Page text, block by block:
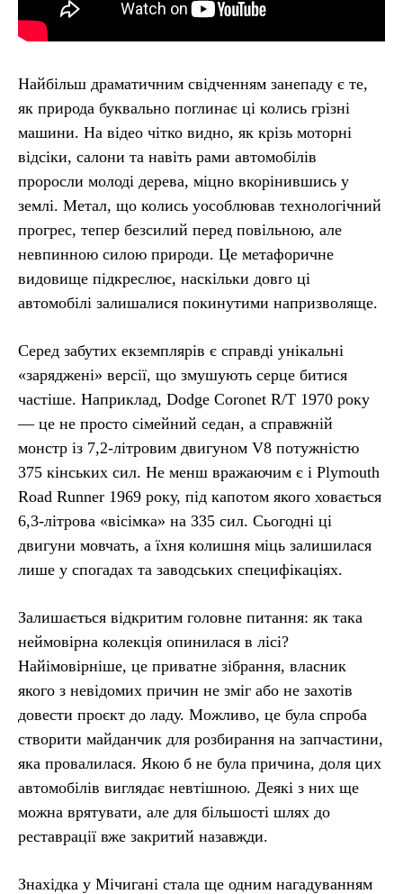
Найбільш драматичним свідченням занепаду є те,
як природа буквально поглинає ці колись грізні
машини. На відео чітко видно, як крізь моторні
відсіки, салони та навіть рами автомобілів
проросли молоді дерева, міцно вкорінившись у
землі. Метал, що колись уособлював технологічний
прогрес, тепер безсилий перед повільною, але
невпинною силою природи. Це метафоричне
видовище підкреслює, наскільки довго ці
автомобілі залишалися покинутими напризволяще.
Серед забутих екземплярів є справді унікальні
«заряджені» версії, що змушують серце битися
частіше. Наприклад, Dodge Coronet R/T 1970 року
— це не просто сімейний седан, а справжній
монстр із 7,2-літровим двигуном V8 потужністю
375 кінських сил. Не менш вражаючим є і Plymouth
Road Runner 1969 року, під капотом якого ховається
6,3-літрова «вісімка» на 335 сил. Сьогодні ці
двигуни мовчать, а їхня колишня міць залишилася
лише у спогадах та заводських специфікаціях.
Залишається відкритим головне питання: як така
неймовірна колекція опинилася в лісі?
Найімовірніше, це приватне зібрання, власник
якого з невідомих причин не зміг або не захотів
довести проєкт до ладу. Можливо, це була спроба
створити майданчик для розбирання на запчастини,
яка провалилася. Якою б не була причина, доля цих
автомобілів виглядає невтішною. Деякі з них ще
можна врятувати, але для більшості шлях до
реставрації вже закритий назавжди.
Знахідка у Мічигані стала ще одним нагадуванням